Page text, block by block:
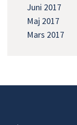
Juni 2017
Maj 2017
Mars 2017